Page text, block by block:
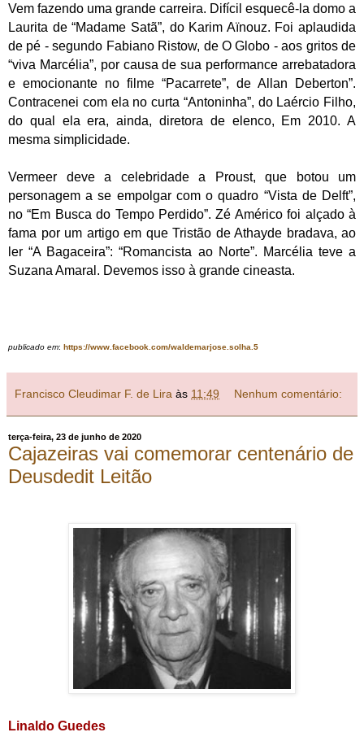
Vem fazendo uma grande carreira. Difícil esquecê-la domo a
Laurita de “Madame Satã”, do Karim Aïnouz. Foi aplaudida
de pé - segundo Fabiano Ristow, de O Globo - aos gritos de
“viva Marcélia”, por causa de sua performance arrebatadora
e emocionante no filme “Pacarrete”, de Allan Deberton”.
Contracenei com ela no curta “Antoninha”, do Laércio Filho,
do qual ela era, ainda, diretora de elenco, Em 2010. A
mesma simplicidade.
Vermeer deve a celebridade a Proust, que botou um
personagem a se empolgar com o quadro “Vista de Delft”,
no “Em Busca do Tempo Perdido”. Zé Américo foi alçado à
fama por um artigo em que Tristão de Athayde bradava, ao
ler “A Bagaceira”: “Romancista ao Norte”. Marcélia teve a
Suzana Amaral. Devemos isso à grande cineasta.
publicado em: https://www.facebook.com/waldemarjose.solha.5
Francisco Cleudimar F. de Lira às 11:49 Nenhum comentário:
terça-feira, 23 de junho de 2020
Cajazeiras vai comemorar centenário de
Deusdedit Leitão
Linaldo Guedes